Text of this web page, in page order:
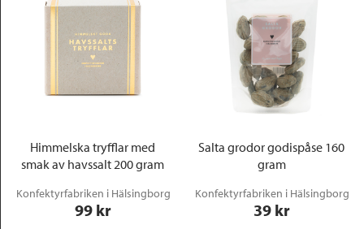
Himmelska tryfflar med
smak av havssalt 200 gram
Konfektyrfabriken i Hälsingborg
99 kr
Salta grodor godispåse 160
gram
Konfektyrfabriken i Hälsingborg
39 kr